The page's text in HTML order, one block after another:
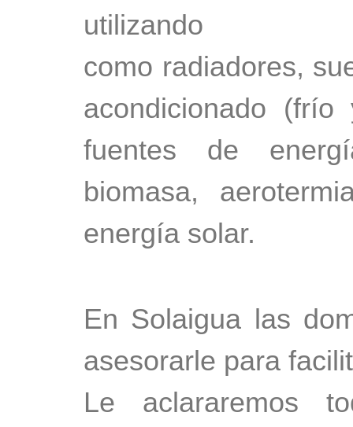
utilizando
como radiadores,
acondicionado
fuentes de
biomasa,
energía solar.
En Solaigua las
asesorarle para
Le aclararemos